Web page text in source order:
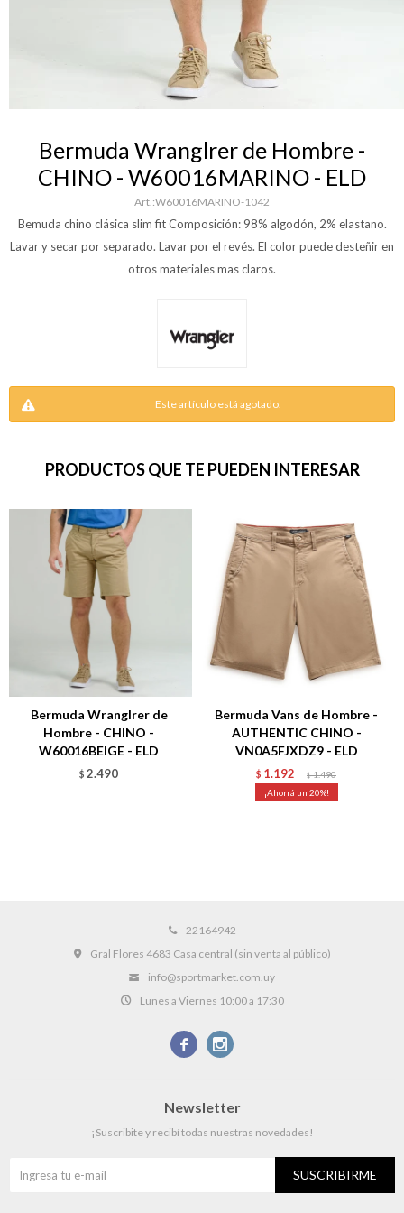
Bermuda Wranglrer de Hombre -
CHINO - W60016MARINO - ELD
W60016MARINO-1042
Bemuda chino clásica slim fit Composición: 98% algodón, 2% elastano.
Lavar y secar por separado. Lavar por el revés. El color puede desteñir en
otros materiales mas claros.
Este artículo está agotado.
PRODUCTOS QUE TE PUEDEN INTERESAR
Bermuda Wranglrer de
Hombre - CHINO -
W60016BEIGE - ELD
$ 2.490
Bermuda Vans de Hombre -
AUTHENTIC CHINO -
VN0A5FJXDZ9 - ELD
$ 1.192 $ 1.490
20
22164942
Gral Flores 4683 Casa central (sin venta al público)
info@sportmarket.com.uy
Lunes a Viernes 10:00 a 17:30
 
Newsletter
¡Suscribite y recibí todas nuestras novedades!
SUSCRIBIRME